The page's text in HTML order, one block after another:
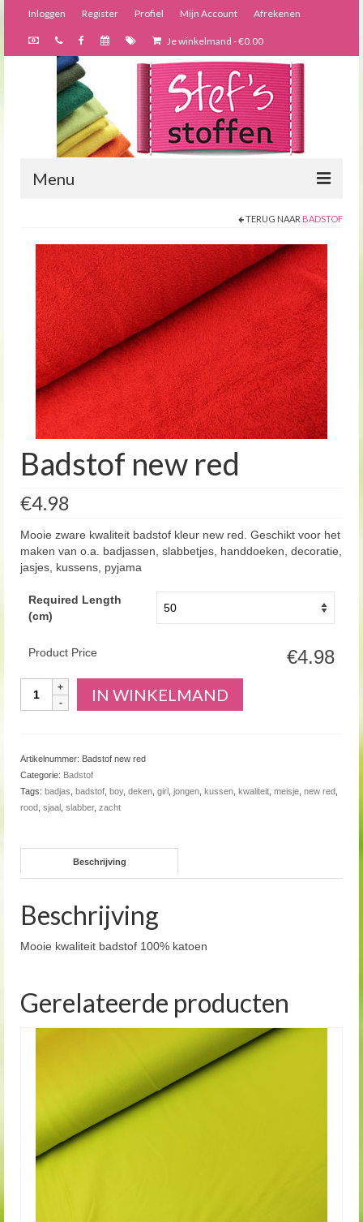
Inloggen Register Profiel Mijn Account Afrekenen
Je winkelmand -€0.00
Menu
Webshop
Bijzondere creaties
Forums
Over ons
TERUG NAAR BADSTOF
Badstof new red
€4.98
Mooie zware kwaliteit badstof kleur new red. Geschikt voor het
maken van o.a. badjassen, slabbetjes, handdoeken, decoratie,
jasjes, kussens, pyjama
Required Length
(cm)
Product Price €4.98
IN WINKELMAND
Artikelnummer: Badstof new red
Categorie: Badstof
Tags: badjas badstof boy, deken girl jongen kussen kwaliteit meisje new red
rood sjaal slabber, zacht
Beschrijving
Beschrijving
Mooie kwaliteit badstof 100% katoen
Gerelateerde producten